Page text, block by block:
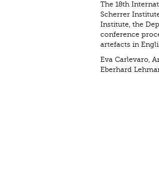
The 18th
Scherrer
Institute, ­the
conference
artefacts in
Eva Carlevaro,
Eberhard